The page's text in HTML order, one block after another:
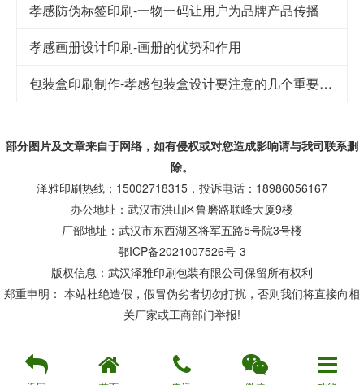
孝感防伪标签印刷-一物一码让用户为品牌产品传播
孝感画册设计印刷-画册的优势和作用
包装盒印刷制作-孝感包装盒设计要注意的几个重要因素
部分图片及文章来自于网络，如有侵权或对您造成影响请与我司联系删
除。
泽雅印刷热线：15002718315，投诉电话：18986056167
办公地址：武汉市洪山区鲁磨路联峰大厦9楼
厂部地址：武汉市东西湖区将军五路5号院3号楼
鄂ICP备2021007526号-3
版权信息：武汉泽雅印刷包装有限公司保留所有权利
郑重申明： 本站杜绝造假，假冒伪劣者切勿打扰，否则我们将直接向相
关厂家或工商部门举报!